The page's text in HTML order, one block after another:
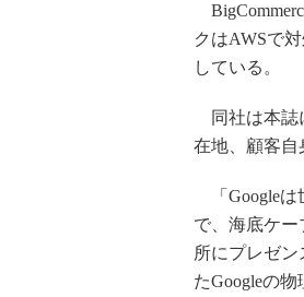
クはAWSで
している。
同社は本誌
在地、顧客自
「Googleは
で、海底ケー
所にプレゼ
たGoogleの